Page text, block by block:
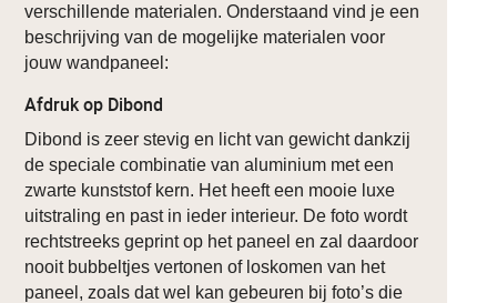
verschillende materialen. Onderstaand vind je een
beschrijving van de mogelijke materialen voor
jouw wandpaneel:
Afdruk op Dibond
Dibond is zeer stevig en licht van gewicht dankzij
de speciale combinatie van aluminium met een
zwarte kunststof kern. Het heeft een mooie luxe
uitstraling en past in ieder interieur. De foto wordt
rechtstreeks geprint op het paneel en zal daardoor
nooit bubbeltjes vertonen of loskomen van het
paneel, zoals dat wel kan gebeuren bij foto’s die